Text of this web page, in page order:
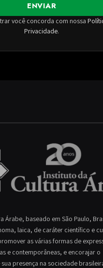
ENVIAR
você concorda com nossa
Privacidade.
Árabe, baseado em São Paulo,
laica, de caráter científico e
as várias formas de
e contemporâneas, e encorajar o
presença na sociedade